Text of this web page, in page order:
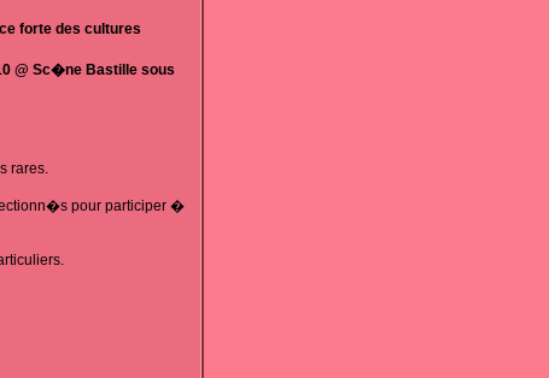
forte des cultures
@ Sc�ne Bastille sous
rares.
pour participer �